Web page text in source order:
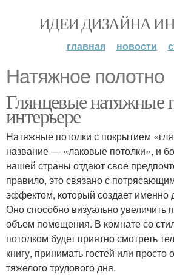
ИДЕИ ДИЗАЙНА
главная новости
Натяжное полотно
Глянцевые натяжные
интерьере
Натяжные потолки с покрытием
название — «лаковые потолки», и
нашей страны отдают свое
правило, это связано с
эффектом, который создает именно
Оно способно визуально увеличить
объем помещения. В комнате со
потолком будет приятно смотреть
книгу, принимать гостей или просто
тяжелого трудового дня.